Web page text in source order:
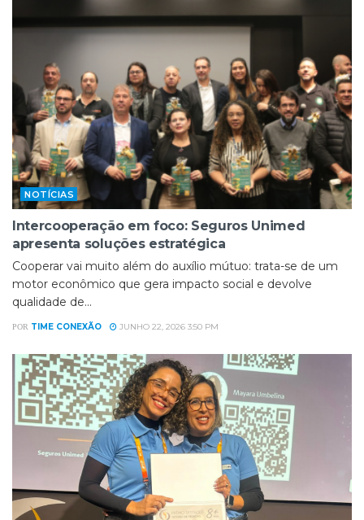
NOTÍCIAS
Intercooperação em foco: Seguros Unimed
apresenta soluções estratégica
Cooperar vai muito além do auxílio mútuo: trata-se de um
motor econômico que gera impacto social e devolve
qualidade de...
POR TIME CONEXÃO JUNHO 22, 2026 3:50 PM